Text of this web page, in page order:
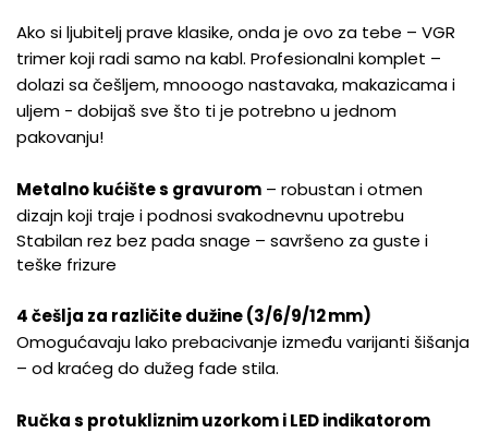
Ako si ljubitelj prave klasike, onda je ovo za tebe – VGR
trimer koji radi samo na kabl. Profesionalni komplet –
dolazi sa češljem, mnooogo nastavaka,makazicama i
uljem - dobijaš sve što ti je potrebno u jednom
pakovanju!
Metalno kućište s gravurom – robustan i otmen
dizajn koji traje i podnosi svakodnevnu upotrebu
Stabilan rez bez pada snage – savršeno za guste i
teške frizure
4 češlja za različite dužine (3/6/9/12 mm)
Omogućavaju lako prebacivanje između varijanti šišanja
– od kraćeg do dužeg fade stila.
Ručka s protukliznim uzorkom i LED indikatorom